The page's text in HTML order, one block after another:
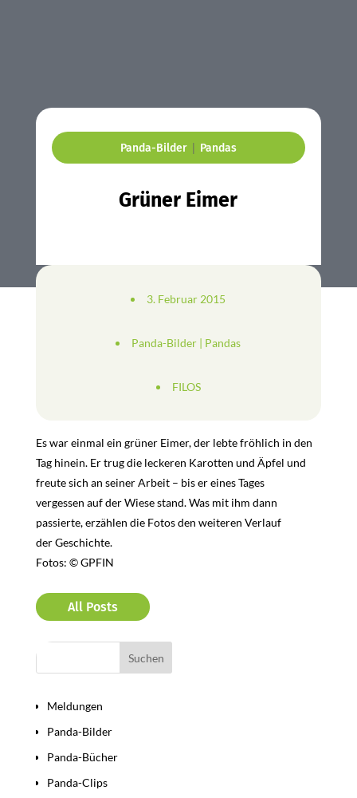
Panda-Bilder| Pandas
Grüner Eimer
3. Februar 2015
Panda-Bilder | Pandas
FILOS
Es war einmal ein grüner Eimer, der lebte fröhlich in den
Tag hinein. Er trug die leckeren Karotten und Äpfel und
freute sich an seiner Arbeit – bis er eines Tages
vergessen auf der Wiese stand. Was mit ihm dann
passierte, erzählen die Fotos den weiteren Verlauf
der Geschichte.
Fotos: © GPFIN
All Posts
Meldungen
Panda-Bilder
Panda-Bücher
Panda-Clips